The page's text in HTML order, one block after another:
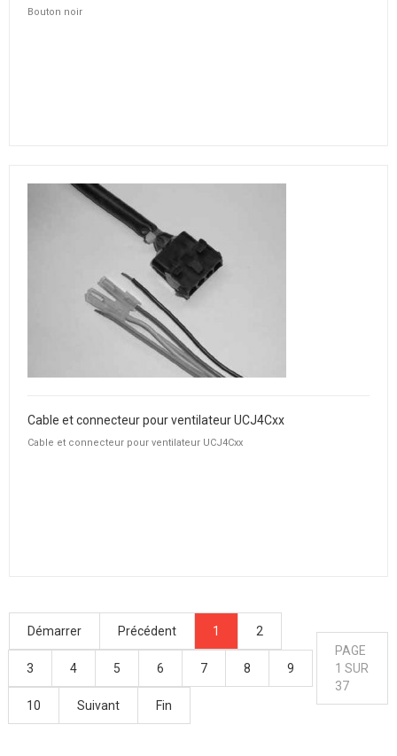
Bouton noir
Cable et connecteur pour ventilateur UCJ4Cxx
Cable et connecteur pour ventilateur UCJ4Cxx
Démarrer Précédent 1 2
3 4 5 6 7 8 9
10 Suivant Fin
PAGE
1 SUR
37